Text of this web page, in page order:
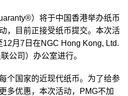
）将于中国香港举办纸币
，目前正接受纸币提交。本次活
月7日在NGC Hong Kong, Ltd.
公司）办公室进行。
个国家的近现代纸币。为了给参
多优惠，本次活动，PMG不加